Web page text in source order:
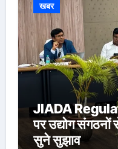
खबर
JIADA
पर उद्योग
सुने सुझाव